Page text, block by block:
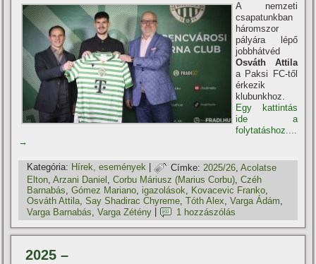
A nemzeti
csapatunkban
háromszor
pályára lépő
jobbhátvéd
Osváth Attila
a Paksi FC-től
érkezik
klubunkhoz.
Egy kattintás
ide a
folytatáshoz....
→
Kategória: Hí­rek, események | Címke: 2025/26 ,Acolatse
Elton,Arzani Daniel ,Corbu Máriusz (Marius Corbu),Czéh
Barnabás,Gómez Mariano,igazolások, Kovacevic Franko,
Osváth Attila,Say Shadirac Chyreme,Tóth Alex,Varga Ádám,
Varga Barnabás ,Varga Zétény 1 hozzászólás
2025 –